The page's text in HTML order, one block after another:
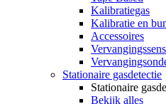
Kalibratiegas
Kalibratie en
Accessoires
Stationaire gasdetectie
Stationaire
Bekijk alles